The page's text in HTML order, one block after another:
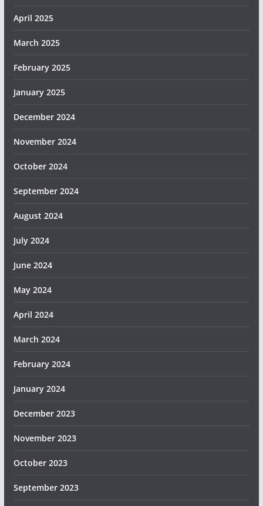
April 2025
March 2025
February 2025
January 2025
December 2024
November 2024
October 2024
September 2024
August 2024
July 2024
June 2024
May 2024
April 2024
March 2024
February 2024
January 2024
December 2023
November 2023
October 2023
September 2023